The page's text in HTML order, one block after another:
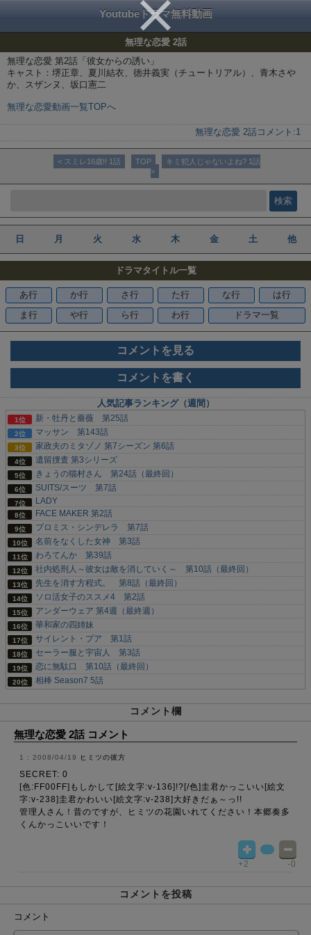
Youtubeドラマ無料動画
無理な恋愛 2話
無理な恋愛 第2話「彼女からの誘い」
キャスト：堺正章、夏川結衣、徳井義実（チュートリアル）、青木さや
か、スザンヌ、坂口憲二
無理な恋愛動画一覧TOPへ
無理な恋愛 2話 コメント:1
< スミレ16歳!! 1話 TOP
キミ犯人じゃないよね? 1話
>
日 月 火 水 木 金 土 他
ドラマタイトル一覧
あ行 か行 さ行 た行 な行
は行
ま行
や行 ら行 わ行 ドラマ一覧
コメントを見る
コメントを書く
人気記事ランキング（週間）
新・牡丹と薔薇 第25話
マッサン 第143話
家政夫のミタゾノ 第7シーズン 第6話
遺留捜査 第3シリーズ
きょうの猫村さん 第24話（最終回）
SUITS/スーツ 第7話
LADY
FACE MAKER 第2話
プロミス・シンデレラ 第7話
名前をなくした女神 第3話
わろてんか 第39話
社内処刑人～彼女は敵を消していく～ 第10話（最終回）
先生を消す方程式。 第8話（最終回）
ソロ活女子のススメ4 第2話
アンダーウェア 第4週（最終週）
華和家の四姉妹
サイレント・プア 第1話
セーラー服と宇宙人 第3話
恋に無駄口 第10話（最終回）
相棒 Season7 5話
コメント欄
無理な恋愛 2話 コメント
2008/04/19 ヒミツの彼方
SECRET: 0
[色:FF00FF]もしかして[絵文字:v-136]!?[/色]圭君かっこいい[絵文
字:v-238]圭君かわいい[絵文字:v-238]大好きだぁ～っ!!
管理人さん！昔のですが、ヒミツの花園いれてください！本郷奏多
くんかっこいいです！
+2 -0
コメントを投稿
コメント